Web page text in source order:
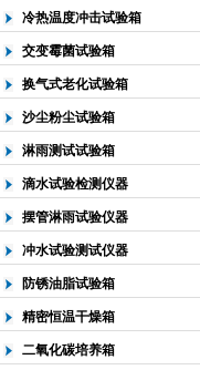
冷热温度冲击试验箱
交变霉菌试验箱
换气式老化试验箱
沙尘粉尘试验箱
淋雨测试试验箱
滴水试验检测仪器
摆管淋雨试验仪器
冲水试验测试仪器
防锈油脂试验箱
精密恒温干燥箱
二氧化碳培养箱